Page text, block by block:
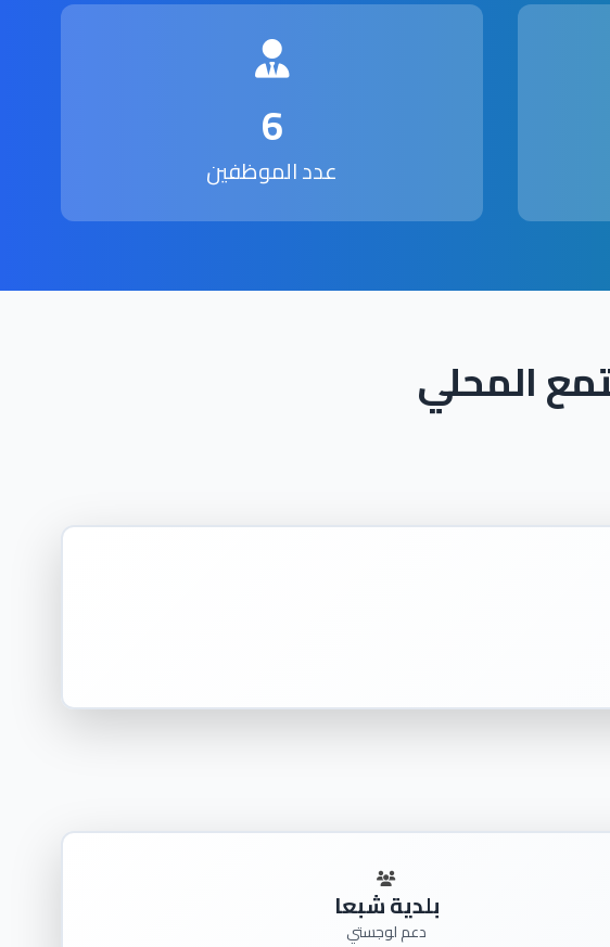
6
عدد الموظفين
المحلي
بلدية شبعا
دعم لوجستي